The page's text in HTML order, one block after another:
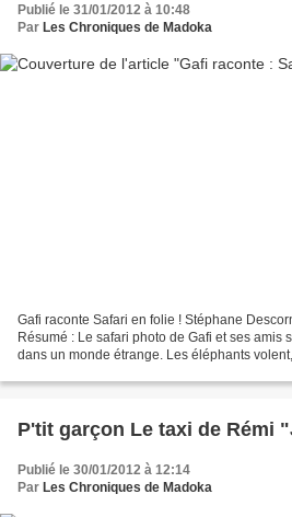
Publié le 31/01/2012 à 10:48
Par Les Chroniques de Madoka
Gafi raconte Safari en folie ! Stéphane
Résumé : Le safari photo de Gafi et ses amis
dans un monde étrange. Les éléphants
P'tit garçon Le taxi de Rémi
Publié le 30/01/2012 à 12:14
Par Les Chroniques de Madoka